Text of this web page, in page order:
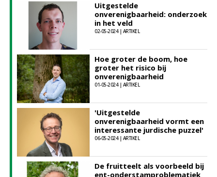
Uitgestelde
onverenigbaarheid: onderzoek
in het veld
02-05-2024 | ARTIKEL
Hoe groter de boom, hoe
groter het risico bij
onverenigbaarheid
01-05-2024 | ARTIKEL
'Uitgestelde
onverenigbaarheid vormt een
interessante jurdische puzzel'
06-05-2024 | ARTIKEL
De fruitteelt als voorbeeld bij
ent-onderstamproblematiek